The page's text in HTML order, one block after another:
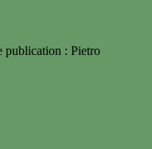
publication : Pietro